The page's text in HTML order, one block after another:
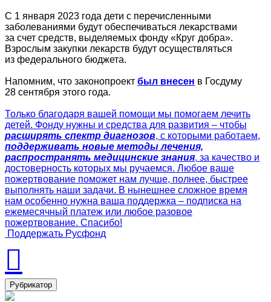
С 1 января 2023 года дети с перечисленными
заболеваниями будут обеспечиваться лекарствами
за счет средств, выделяемых фонду «Круг добра».
Взрослым закупки лекарств будут осуществляться
из федерального бюджета.
Напомним, что законопроект был внесен в Госдуму
28 сентября этого года.
Только благодаря вашей помощи мы помогаем лечить
детей. Фонду нужны и средства для развития – чтобы
расширять спектр диагнозов, с которыми работаем,
поддерживать новые методы лечения,
распространять медицинские знания, за качество и
достоверность которых мы ручаемся. Любое ваше
пожертвование поможет нам лучше, полнее, быстрее
выполнять наши задачи. В нынешнее сложное время
нам особенно нужна ваша поддержка – подписка на
ежемесячный платеж или любое разовое
пожертвование. Спасибо!
Поддержать Русфонд
Рубрикатор